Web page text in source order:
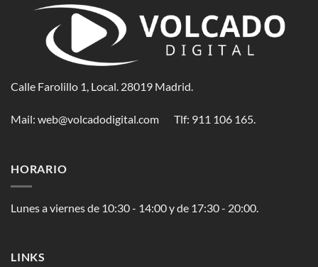
Calle Farolillo 1, Local. 28019 Madrid.
Mail: web@volcadodigital.com Tlf: ‭911 106 165‬.
HORARIO
Lunes a viernes de 10:30 - 14:00 y de 17:30 - 20:00.
LINKS